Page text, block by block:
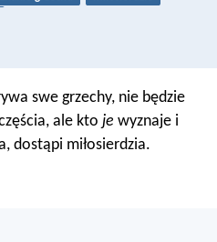
swe grzechy, nie będzie
ale ktoje wyznaje i
dostąpi miłosierdzia.